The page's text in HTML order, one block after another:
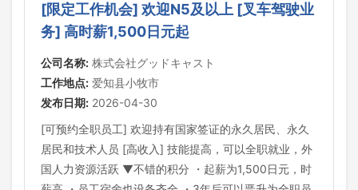
[限定工作机会] 欢迎N5及以上 [叉车驾驶业
务] 高时薪1,500日元起
公司名称: 株式会社グッドキャスト
工作地点: 爱知县小牧市
发布日期: 2026-04-30
[可预约全职员工] 欢迎持有国家签证的永久居民、永久
居民和技术人员 [高收入] 技能提高，可以全职就业，外
国人力资源活跃 ▼不错的积分 ・起薪为1,500日元，时